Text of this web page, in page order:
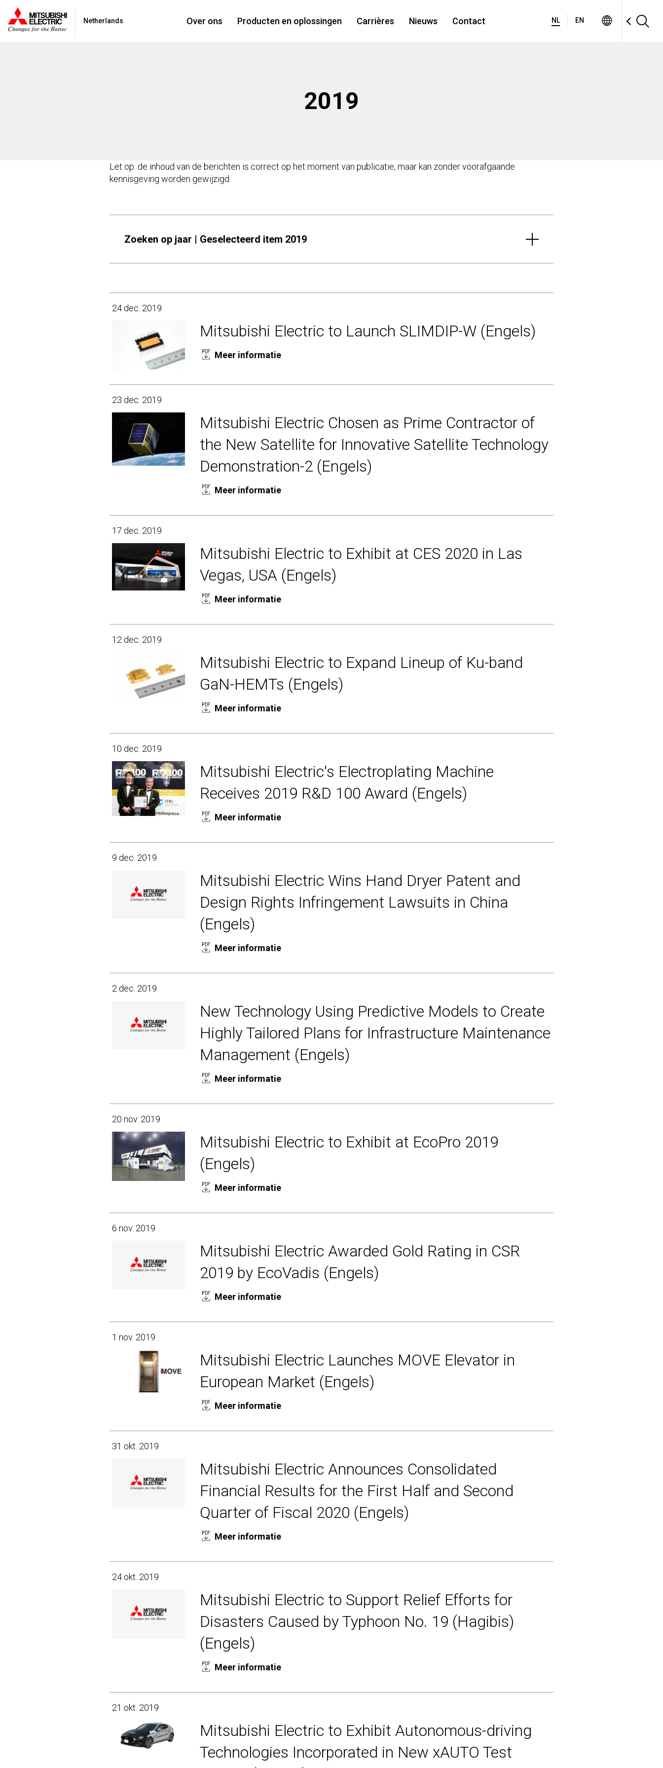
Netherlands NL EN
Over ons Producten en oplossingen Carrières Nieuws Contact
2019
Let op: de inhoud van de berichten is correct op het moment van publicatie, maar kan zonder voorafgaande
kennisgeving worden gewijzigd.
Zoeken op jaar | Geselecteerd item 2019
24 dec. 2019
Mitsubishi Electric to Launch SLIMDIP-W (Engels)
Meer informatie
23 dec. 2019
Mitsubishi Electric Chosen as Prime Contractor of
the New Satellite for Innovative Satellite Technology
Demonstration-2 (Engels)
Meer informatie
17 dec. 2019
Mitsubishi Electric to Exhibit at CES 2020 in Las
Vegas, USA (Engels)
Meer informatie
12 dec. 2019
Mitsubishi Electric to Expand Lineup of Ku-band
GaN-HEMTs (Engels)
Meer informatie
10 dec. 2019
Mitsubishi Electric's Electroplating Machine
Receives 2019 R&D 100 Award (Engels)
Meer informatie
9 dec. 2019
Mitsubishi Electric Wins Hand Dryer Patent and
Design Rights Infringement Lawsuits in China
(Engels)
Meer informatie
2 dec. 2019
New Technology Using Predictive Models to Create
Highly Tailored Plans for Infrastructure Maintenance
Management (Engels)
Meer informatie
20 nov. 2019
Mitsubishi Electric to Exhibit at EcoPro 2019
(Engels)
Meer informatie
6 nov. 2019
Mitsubishi Electric Awarded Gold Rating in CSR
2019 by EcoVadis (Engels)
Meer informatie
1 nov. 2019
Mitsubishi Electric Launches MOVE Elevator in
European Market (Engels)
Meer informatie
31 okt. 2019
Mitsubishi Electric Announces Consolidated
Financial Results for the First Half and Second
Quarter of Fiscal 2020 (Engels)
Meer informatie
24 okt. 2019
Mitsubishi Electric to Support Relief Efforts for
Disasters Caused by Typhoon No. 19 (Hagibis)
(Engels)
Meer informatie
21 okt. 2019
Mitsubishi Electric to Exhibit Autonomous-driving
Technologies Incorporated in New xAUTO Test